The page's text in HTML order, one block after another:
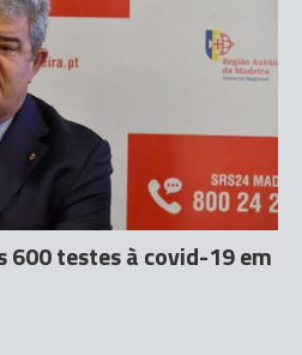
600 testes à covid-19 em